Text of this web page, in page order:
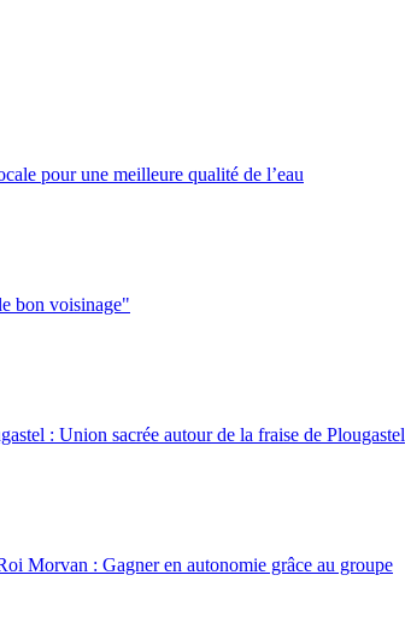
pour une meilleure qualité de l’eau
bon voisinage"
: Union sacrée autour de la fraise de Plougastel
Morvan : Gagner en autonomie grâce au groupe